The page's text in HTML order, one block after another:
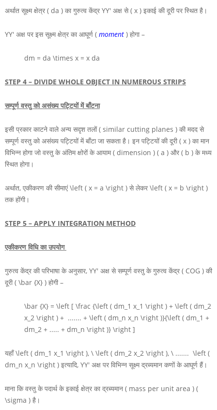
अर्थात सूक्ष्म क्षेत्र ( da ) का गुरुत्व केंद्र YY' अक्ष से( x ) इकाई की दूरी पर स्थित है।
YY' अक्ष पर इस सूक्ष्म क्षेत्र का आघूर्ण ( moment ) होगा –
dm = da \times x = x da
STEP 4 – DIVIDE WHOLE OBJECT IN NUMEROUS STRIPS
सम्पूर्ण वस्तु को असंख्य पट्टियों में बाँटना
इसी प्रकार काटने वाले अन्य सदृश तलों ( similar cutting planes ) की मदद से
सम्पूर्ण वस्तु को असंख्य पट्टियों में बाँटा जा सकता है। इन पट्टियों की दूरी( x ) का मान
विभिन्न होगा जो वस्तु के अंतिम क्षोरों के आयाम ( dimension ) ( a ) और ( b ) के मध्य
स्थित होगा।
अर्थात, एकीकरण की सीमाएं\left ( x = a \right ) से लेकर \left ( x = b \right )
तक होंगी।
STEP 5 – APPLY INTEGRATION METHOD
एकीकरण विधि का उपयोग
गुरुत्व केंद्र की परिभाषा के अनुसार, YY' अक्ष से सम्पूर्ण वस्तु के गुरुत्व केंद्र ( COG ) की
दूरी( \bar {X} ) होगी –
\bar {X} = \left [ \frac {\left ( dm_1 x_1 \right ) + \left ( dm_2
x_2 \right ) + ....... + \left ( dm_n x_n \right )}{\left ( dm_1 +
dm_2 + ..... + dm_n \right )} \right ]
यहाँ\left ( dm_1 x_1 \right ), \ \left ( dm_2 x_2 \right ), \ ....... \left (
dm_n x_n \right ) इत्यादि, YY' अक्ष पर विभिन्न सूक्ष्म द्रब्यमान कणों के आघूर्ण हैं।
माना कि वस्तु के पदार्थ के इकाई क्षेत्र का द्रब्यमान ( mass per unit area ) (
\sigma ) है।